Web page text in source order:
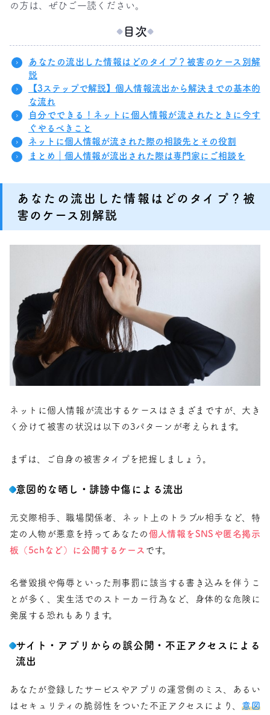
の方は、ぜひご一読ください。
目次
あなたの流出した情報はどのタイプ？被害のケース別解
説
【3ステップで解説】個人情報流出から解決までの基本的
な流れ
自分でできる！ネットに個人情報が流されたときに今す
ぐやるべきこと
ネットに個人情報が流された際の相談先とその役割
まとめ｜個人情報が流出された際は専門家にご相談を
あなたの流出した情報はどのタイプ？被
害のケース別解説
ネットに個人情報が流出するケースはさまざまですが、大き
く分けて被害の状況は以下の3パターンが考えられます。
まずは、ご自身の被害タイプを把握しましょう。
意図的な晒し・誹謗中傷による流出
元交際相手、職場関係者、ネット上のトラブル相手など、特
定の人物が悪意を持ってあなたの 個人情報をSNSや匿名掲示
板（5chなど）に公開するケース です。
名誉毀損や侮辱といった刑事罰に該当する書き込みを伴うこ
とが多く、実生活でのストーカー行為など、身体的な危険に
発展する恐れもあります。
サイト・アプリからの誤公開・不正アクセスによる
流出
あなたが登録したサービスやアプリの運営側のミス、あるい
はセキュリティの脆弱性をついた不正アクセスにより、 意図